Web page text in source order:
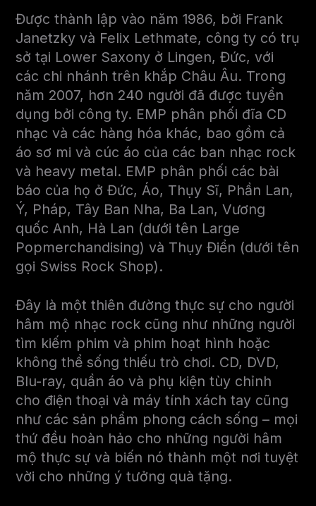
Được thành lập vào năm 1986, bởi Frank
Janetzky và Felix Lethmate, công ty có trụ
sở tại Lower Saxony ở Lingen, Đức, với
các chi nhánh trên khắp Châu Âu. Trong
năm 2007, hơn 240 người đã được tuyển
dụng bởi công ty. EMP phân phối đĩa CD
nhạc và các hàng hóa khác, bao gồm cả
áo sơ mi và cúc áo của các ban nhạc rock
và heavy metal. EMP phân phối các bài
báo của họ ở Đức, Áo, Thụy Sĩ, Phần Lan,
Ý, Pháp, Tây Ban Nha, Ba Lan, Vương
quốc Anh, Hà Lan (dưới tên Large
Popmerchandising) và Thụy Điển (dưới tên
gọi Swiss Rock Shop).
Đây là một thiên đường thực sự cho người
hâm mộ nhạc rock cũng như những người
tìm kiếm phim và phim hoạt hình hoặc
không thể sống thiếu trò chơi. CD, DVD,
Blu-ray, quần áo và phụ kiện tùy chỉnh
cho điện thoại và máy tính xách tay cũng
như các sản phẩm phong cách sống – mọi
thứ đều hoàn hảo cho những người hâm
mộ thực sự và biến nó thành một nơi tuyệt
vời cho những ý tưởng quà tặng.